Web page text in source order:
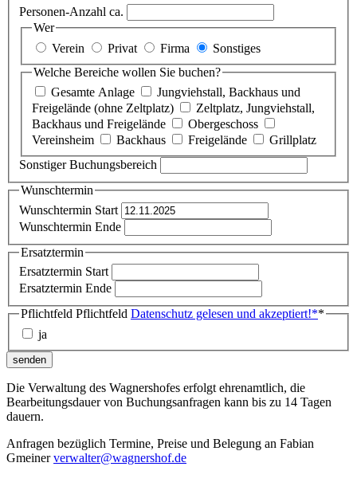
Personen-Anzahl ca.
Wer
Verein
Privat Firma
Sonstiges
Welche Bereiche wollen Sie buchen?
Gesamte Anlage
Jungviehstall, Backhaus und
Freigelände (ohne Zeltplatz)
Zeltplatz, Jungviehstall,
Backhaus und Freigelände
Obergeschoss
Vereinsheim
Backhaus Freigelände
Grillplatz
Sonstiger Buchungsbereich
Wunschtermin
Wunschtermin Start
Wunschtermin Ende
Ersatztermin
Ersatztermin Start
Ersatztermin Ende
Pflichtfeld Pflichtfeld Datenschutz gelesen und akzeptiert!**
ja
senden
Die Verwaltung des Wagnershofes erfolgt ehrenamtlich, die
Bearbeitungsdauer von Buchungsanfragen kann bis zu 14 Tagen
dauern.
Anfragen bezüglich Termine, Preise und Belegung an Fabian
Gmeinerverwalter@wagnershof.de